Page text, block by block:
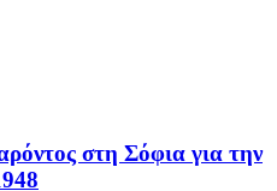
στη Σόφια για την